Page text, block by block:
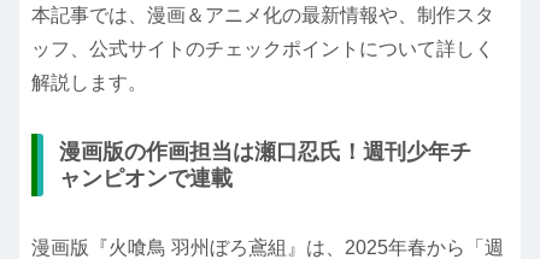
本記事では、漫画＆アニメ化の最新情報や、制作スタ
ッフ、公式サイトのチェックポイントについて詳しく
解説します。
漫画版の作画担当は瀬口忍氏！週刊少年チ
ャンピオンで連載
漫画版『火喰鳥 羽州ぼろ鳶組』は、2025年春から「週